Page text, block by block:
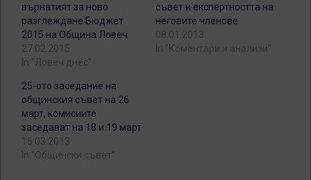
върнатият за ново
разглеждане Бюджет
2015 на Община Ловеч
27.02.2015
In "Ловеч днес"
съвет и експертността на
неговите членове
08.01.2013
In "Коментари и анализи"
25-ото заседание на
общинския съвет на 26
март, комисиите
заседават на 18 и 19 март
16.03.2013
In "Общински съвет"